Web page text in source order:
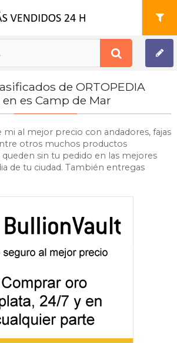
de ORTOPEDIA
en es Camp de Mar
mi al mejor precio con andadores, fajas
otros muchos productos
sin tu pedido en las mejores
de tu ciudad. También entregas